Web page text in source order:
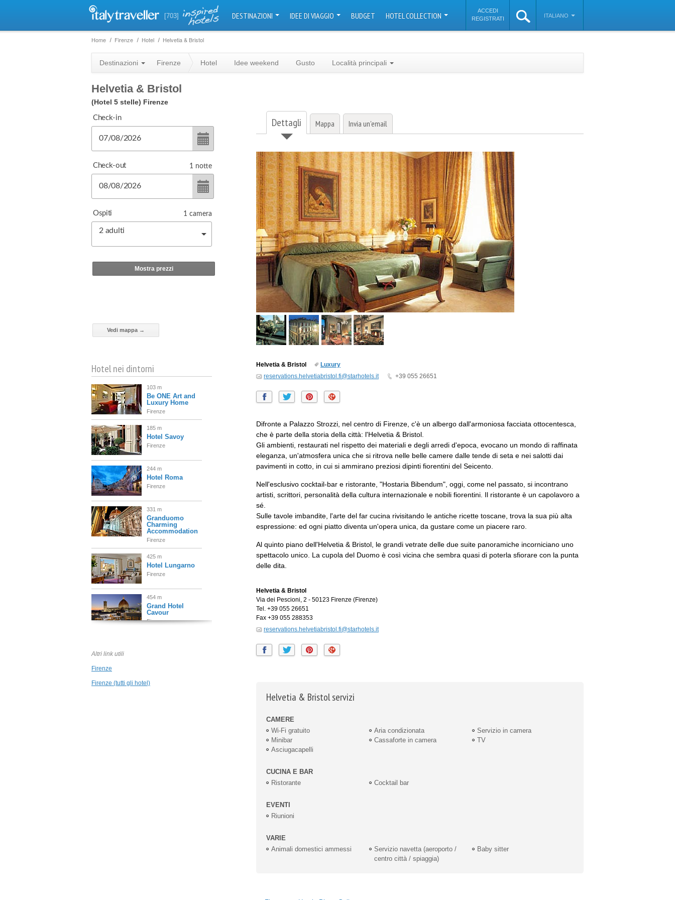
[703] DESTINAZIONI IDEE DI VIAGGIO BUDGET HOTEL COLLECTION
ACCEDI
REGISTRATI
ITALIANO
Home Firenze Hotel Helvetia & Bristol
Destinazioni Firenze Hotel Idee weekend Gusto Località principali
Helvetia & Bristol
(Hotel 5 stelle) Firenze
Dettagli Mappa Invia un'email
Helvetia & Bristol
Luxury
reservations.helvetiabristol.fi@starhotels.it
+39 055 26651
Difronte a Palazzo Strozzi, nel centro di Firenze, c'è un albergo dall'armoniosa facciata ottocentesca,
che è parte della storia della città: l'Helvetia & Bristol.
Gli ambienti, restaurati nel rispetto dei materiali e degli arredi d'epoca, evocano un mondo di raffinata
eleganza, un'atmosfera unica che si ritrova nelle belle camere dalle tende di seta e nei salotti dai
pavimenti in cotto, in cui si ammirano preziosi dipinti fiorentini del Seicento.
Nell'esclusivo cocktail-bar e ristorante, "Hostaria Bibendum", oggi, come nel passato, si incontrano
artisti, scrittori, personalità della cultura internazionale e nobili fiorentini. Il ristorante è un capolavoro a
sé.
Sulle tavole imbandite, l'arte del far cucina rivisitando le antiche ricette toscane, trova la sua più alta
espressione: ed ogni piatto diventa un'opera unica, da gustare come un piacere raro.
Al quinto piano dell'Helvetia & Bristol, le grandi vetrate delle due suite panoramiche incorniciano uno
spettacolo unico. La cupola del Duomo è così vicina che sembra quasi di poterla sfiorare con la punta
delle dita.
Helvetia & Bristol
Via dei Pescioni, 2 - 50123 Firenze (Firenze)
Tel. +39 055 26651
Fax +39 055 288353
reservations.helvetiabristol.fi@starhotels.it
Helvetia & Bristol servizi
CAMERE
Wi-Fi gratuito
Aria condizionata
Servizio in camera
Minibar
Cassaforte in camera
TV
Asciugacapelli
CUCINA E BAR
Ristorante
Cocktail bar
EVENTI
Riunioni
VARIE
Animali domestici ammessi
Servizio navetta (aeroporto /
centro città / spiaggia)
Baby sitter
Check-in
Check-out 1 notte
Ospiti
2 adulti
1 camera
Mostra prezzi
Vedi mappa →
Hotel nei dintorni
103 m
Be ONE Art and
Luxury Home
Firenze
185 m
Hotel Savoy
Firenze
244 m
Hotel Roma
Firenze
331 m
Granduomo
Charming
Accommodation
Firenze
425 m
Hotel Lungarno
Firenze
454 m
Grand Hotel
Cavour
Firenze
Relais Santa
Altri link utili
Firenze
Firenze (tutti gli hotel)